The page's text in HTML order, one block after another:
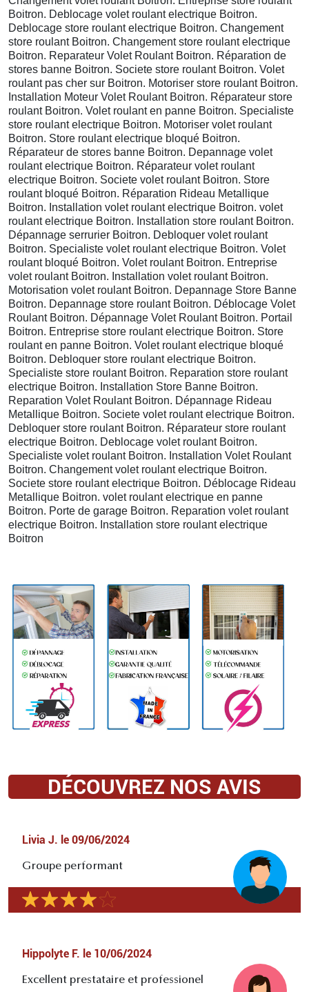
Boitron. Deblocage volet roulant electrique Boitron.
Deblocage store roulant electrique Boitron. Changement
store roulant Boitron. Changement store roulant electrique
Boitron. Reparateur Volet Roulant Boitron. Réparation de
stores banne Boitron. Societe store roulant Boitron. Volet
roulant pas cher sur Boitron. Motoriser store roulant Boitron.
Installation Moteur Volet Roulant Boitron. Réparateur store
roulant Boitron. Volet roulant en panne Boitron. Specialiste
store roulant electrique Boitron. Motoriser volet roulant
Boitron. Store roulant electrique bloqué Boitron.
Réparateur de stores banne Boitron. Depannage volet
roulant electrique Boitron. Réparateur volet roulant
electrique Boitron. Societe volet roulant Boitron. Store
roulant bloqué Boitron. Réparation Rideau Metallique
Boitron. Installation volet roulant electrique Boitron. volet
roulant electrique Boitron. Installation store roulant Boitron.
Dépannage serrurier Boitron. Debloquer volet roulant
Boitron. Specialiste volet roulant electrique Boitron. Volet
roulant bloqué Boitron. Volet roulant Boitron. Entreprise
volet roulant Boitron. Installation volet roulant Boitron.
Motorisation volet roulant Boitron. Depannage Store Banne
Boitron. Depannage store roulant Boitron. Déblocage Volet
Roulant Boitron. Dépannage Volet Roulant Boitron. Portail
Boitron. Entreprise store roulant electrique Boitron. Store
roulant en panne Boitron. Volet roulant electrique bloqué
Boitron. Debloquer store roulant electrique Boitron.
Specialiste store roulant Boitron. Reparation store roulant
electrique Boitron. Installation Store Banne Boitron.
Reparation Volet Roulant Boitron. Dépannage Rideau
Metallique Boitron. Societe volet roulant electrique Boitron.
Debloquer store roulant Boitron. Réparateur store roulant
electrique Boitron. Deblocage volet roulant Boitron.
Specialiste volet roulant Boitron. Installation Volet Roulant
Boitron. Changement volet roulant electrique Boitron.
Societe store roulant electrique Boitron. Déblocage Rideau
Metallique Boitron. volet roulant electrique en panne
Boitron. Porte de garage Boitron. Reparation volet roulant
electrique Boitron. Installation store roulant electrique
Boitron
DÉCOUVREZ NOS AVIS
Livia J. le 09/06/2024
Groupe performant
Hippolyte F. le 10/06/2024
Excellent prestataire et professionel